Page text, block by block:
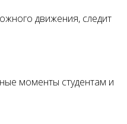
движения, следит
моменты студентам и